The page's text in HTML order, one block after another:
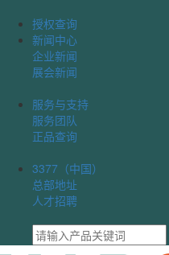
授权查询
新闻中心
企业新闻
展会新闻
服务与支持
服务团队
正品查询
3377（中国）
总部地址
人才招聘